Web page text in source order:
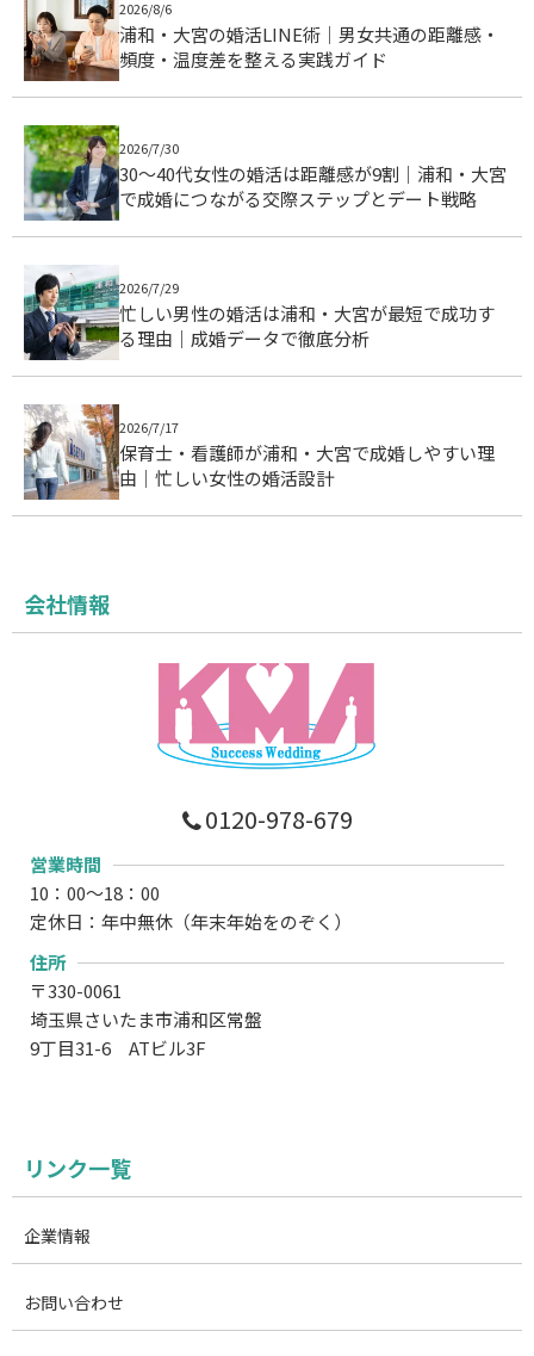
2026/8/6
浦和・大宮の婚活LINE術｜男女共通の距離感・
頻度・温度差を整える実践ガイド
2026/7/30
30〜40代女性の婚活は距離感が9割｜浦和・大宮
で成婚につながる交際ステップとデート戦略
2026/7/29
忙しい男性の婚活は浦和・大宮が最短で成功す
る理由｜成婚データで徹底分析
2026/7/17
保育士・看護師が浦和・大宮で成婚しやすい理
由｜忙しい女性の婚活設計
会社情報
0120-978-679
営業時間
10：00～18：00
定休日：年中無休（年末年始をのぞく）
住所
〒330-0061
埼玉県さいたま市浦和区常盤
9丁目31-6 ATビル3F
リンク一覧
企業情報
お問い合わせ